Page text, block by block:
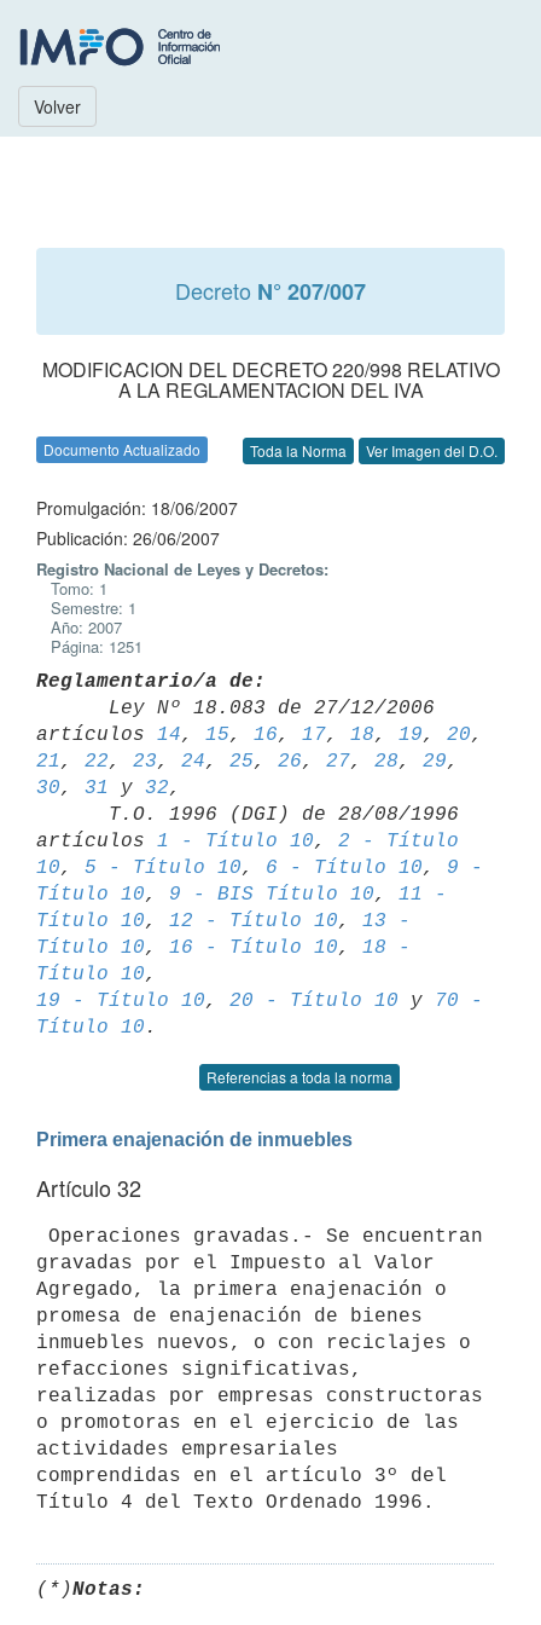
Volver
Decreto N° 207/007
MODIFICACION DEL DECRETO 220/998 RELATIVO
A LA REGLAMENTACION DEL IVA
Documento Actualizado Toda la Norma Ver Imagen del D.O.
Promulgación: 18/06/2007
Publicación: 26/06/2007
Registro Nacional de Leyes y Decretos:
Tomo: 1
Semestre: 1
Año: 2007
Página: 1251
Reglamentario/a de:
artículos 14, 15, 16, 17, 18, 19, 20
21 , 22, 23, 24, 25, 26, 27, 28, 29
30, 31 y 32,
artículos 1 - Título 10, 2 - Título
10, 5 - Título 10, 6 - Título 10, 9 -
Título 10, 9 - BIS Título 10, 11 -
Título 10, 12 - Título 10, 13 -
Título 10, 16 - Título 10, 18 -
Título 10
19 - Título 10, 20 - Título 10 y
70 -
Título 10
Referencias a toda la norma
Primera enajenación de inmuebles
Artículo 32
gravadas por el Impuesto al Valor
Agregado, la primera enajenación o
promesa de enajenación de bienes
inmuebles nuevos, o con reciclajes o
refacciones significativas,
realizadas por empresas constructoras
o promotoras en el ejercicio de las
actividades empresariales
comprendidas en el artículo 3º del
(*)Notas: